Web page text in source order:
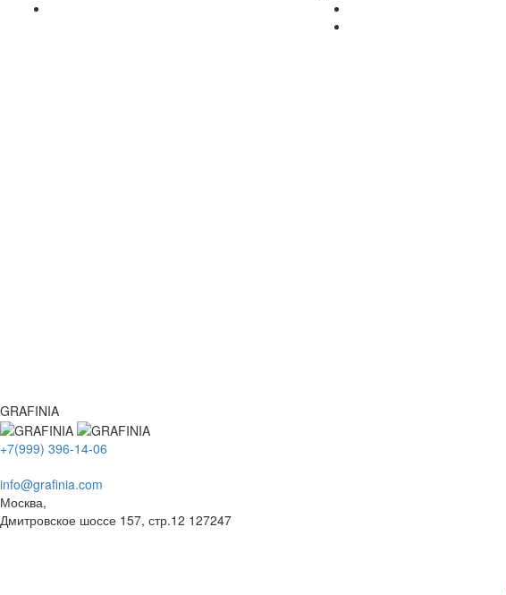
GRAFINIA
+7(999) 396-14-06
info@grafinia.com
Москва,
Дмитровское шоссе 157, стр.12 127247